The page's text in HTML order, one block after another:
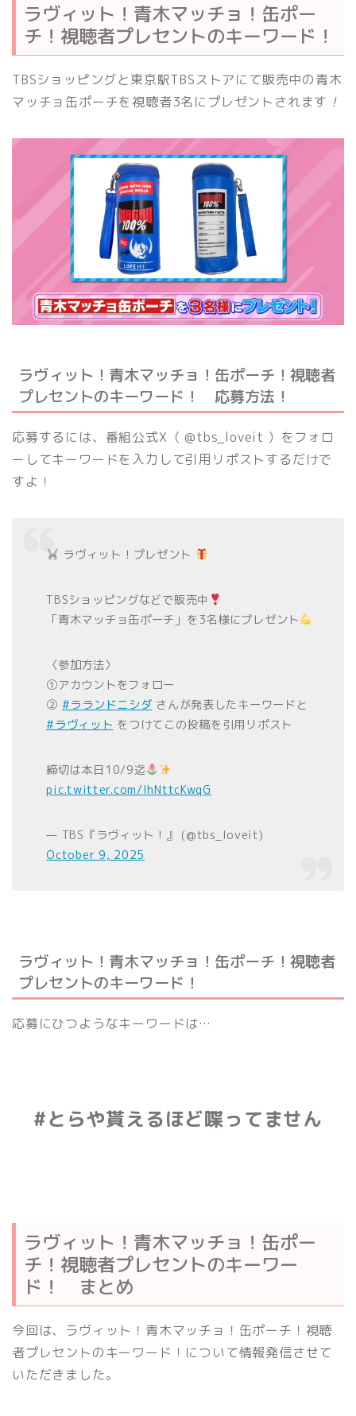
ラヴィット！青木マッチョ！缶ポー
チ！視聴者プレセントのキーワード！
TBSショッピングと東京駅TBSストアにて販売中の青木
マッチョ缶ポーチを視聴者3名にプレゼントされます ！
ラヴィット！青木マッチョ！缶ポーチ！視聴者
プレセントのキーワード！ 応募方法！
応募するには、番組公式X（ @tbs_loveit ）をフォロ
ーしてキーワードを入力して引用リポストするだけで
すよ！
ラヴィット！プレゼント
TBSショッピングなどで販売中
「青木マッチョ缶ポーチ」を3名様にプレゼント
〈参加方法〉
①アカウントをフォロー
② #ラランドニシダ さんが発表したキーワードと
#ラヴィット をつけてこの投稿を引用リポスト
締切は本日10/9迄
pic.twitter.com/IhNttcKwqG
— TBS『ラヴィット！』 (@tbs_loveit)
October 9, 2025
ラヴィット！青木マッチョ！缶ポーチ！視聴者
プレセントのキーワード！
応募にひつようなキーワードは…
#とらや貰えるほど喋ってません
ラヴィット！青木マッチョ！缶ポー
チ！視聴者プレセントのキーワー
ド！ まとめ
今回は、ラヴィット！青木マッチョ！缶ポーチ！視聴
者プレセントのキーワード！について情報発信させて
いただきました。